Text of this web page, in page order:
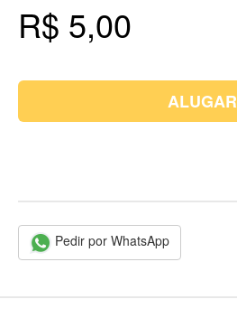
R$ 5,00
ALUGAR
Pedir por WhatsApp